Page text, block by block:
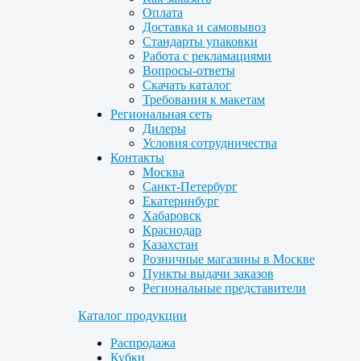
Оплата
Доставка и самовывоз
Стандарты упаковки
Работа с рекламациями
Вопросы-ответы
Скачать каталог
Требования к макетам
Региональная сеть
Дилеры
Условия сотрудничества
Контакты
Москва
Санкт-Петербург
Екатеринбург
Хабаровск
Краснодар
Казахстан
Розничные магазины в Москве
Пункты выдачи заказов
Региональные представители
Каталог продукции
Распродажа
Кубки